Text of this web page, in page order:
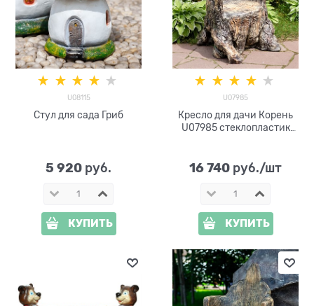
U08115
Стул для сада Гриб
5 920 руб.
КУПИТЬ
U07985
Кресло для дачи Корень
U07985 стеклопластик
16 740 руб./шт
КУПИТЬ